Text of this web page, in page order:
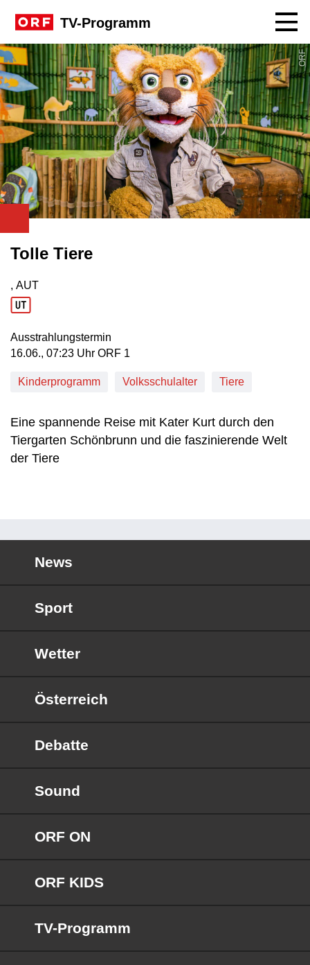
TV-Programm
ORF
Tolle Tiere
Produktionsland: AUT
, AUT
Ausstrahlungstermin
16. Juni, 07:23 Uhr in ORF 1
16.06., 07:23 Uhr ORF 1
Kinderprogramm Volksschulalter Tiere
Eine spannende Reise mit Kater Kurt durch den
Tiergarten Schönbrunn und die faszinierende Welt
der Tiere
News
Sport
Wetter
Österreich
Debatte
Sound
ORF ON
ORF KIDS
TV-Programm